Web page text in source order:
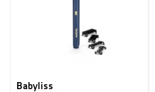
Babyliss